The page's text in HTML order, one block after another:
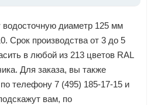
водосточную диаметр 125 мм
Срок производства от 3 до 5
в любой из 213 цветов RAL
Для заказа, вы также
телефону 7 (495) 185-17-15 и
вам, по